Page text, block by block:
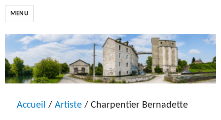
MENU
Accueil /Artiste / Charpentier Bernadette